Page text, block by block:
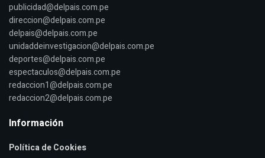
publicidad@delpais.com.pe
direccion@delpais.com.pe
delpais@delpais.com.pe
unidaddeinvestigacion@delpais.com.pe
deportes@delpais.com.pe
espectaculos@delpais.com.pe
redaccion1@delpais.com.pe
redaccion2@delpais.com.pe
Información
Política de Cookies